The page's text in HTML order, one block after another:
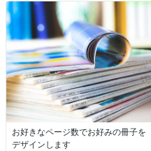
お好きなページ数でお好みの冊子を
デザインします